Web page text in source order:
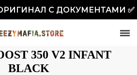
С ДОКУМЕНТАМИ ✅
350 V2 INFANT
BLACK